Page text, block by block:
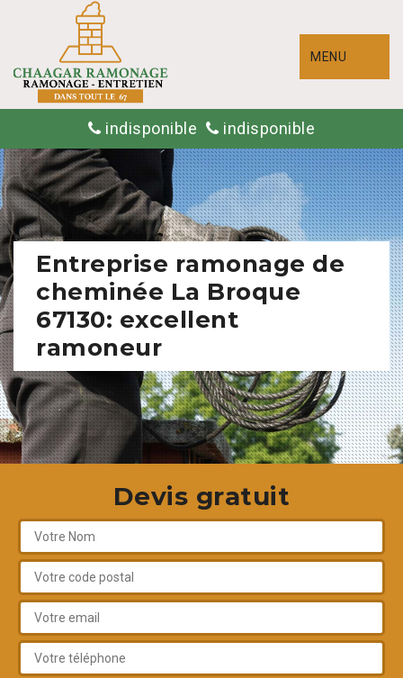
MENU
indisponible indisponible
Entreprise ramonage de
cheminée La Broque
67130: excellent
ramoneur
Devis gratuit